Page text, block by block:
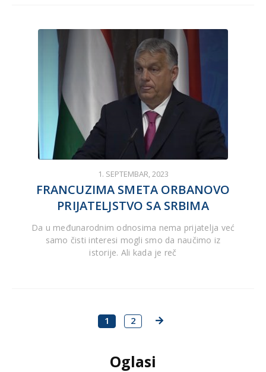
1. SEPTEMBAR, 2023
FRANCUZIMA SMETA ORBANOVO
PRIJATELJSTVO SA SRBIMA
Da u međunarodnim odnosima nema prijatelja već
samo čisti interesi mogli smo da naučimo iz
istorije. Ali kada je reč
1 2
Oglasi